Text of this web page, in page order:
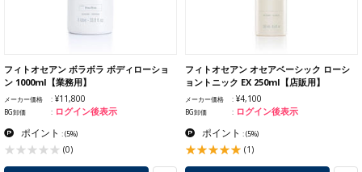
フィトオセアン ボラボラ ボディローショ
ン 1000ml【業務用】
メーカー価格 ¥11,800
BG卸価 ログイン後表示
ポイント :(5%)
(0)
フィトオセアン オセアベーシック ローシ
ョントニック EX 250ml【店販用】
メーカー価格 ¥4,100
BG卸価 ログイン後表示
ポイント :(5%)
(1)